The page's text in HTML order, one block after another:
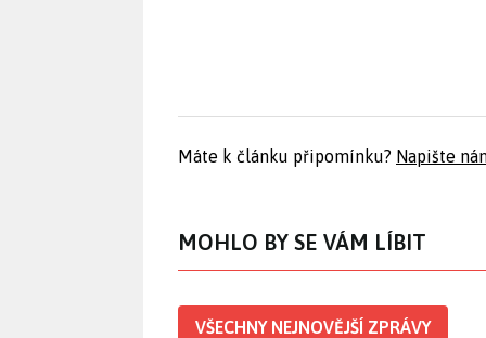
Máte k článku připomínku? Napište
MOHLO BY SE VÁM LÍBIT
VŠECHNY NEJNOVĚJŠÍ ZPRÁVY